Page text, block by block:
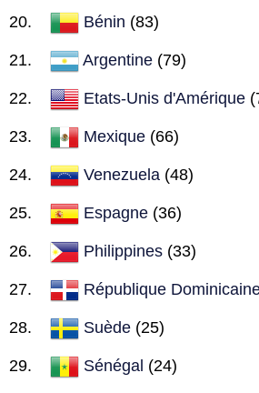
Bénin (83)
Argentine (79)
Etats-Unis d'Amérique
Mexique (66)
Venezuela (48)
Espagne (36)
Philippines (33)
République
Suède (25)
Sénégal (24)